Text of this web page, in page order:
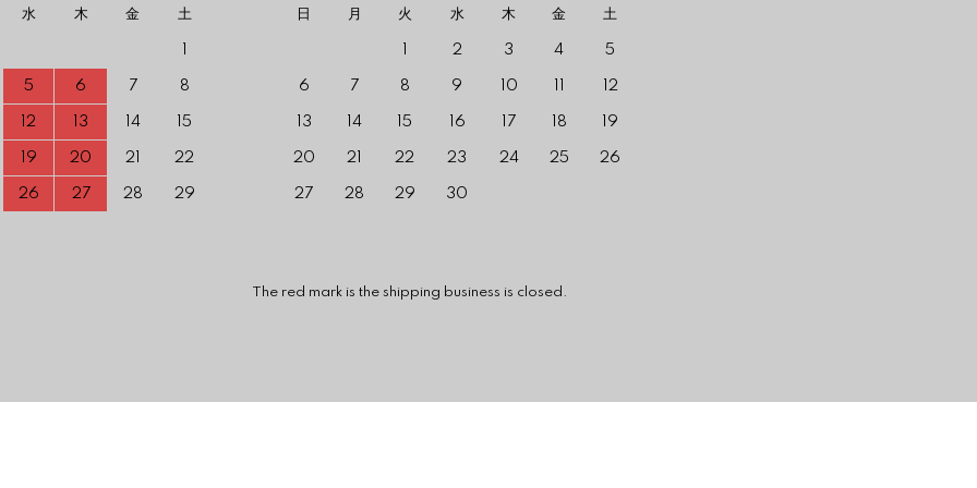
水 木 金 土
5 6 7 8
12 13 14 15
19 20 21 22
26 27 28 29
日 月 火 水 木 金 土
2 3 4 5
6 7 8 9 10 12
13 14 15 16 17 18 19
20 21 22 23 24 25 26
27 28 29 30
The red mark is the shipping business is closed.